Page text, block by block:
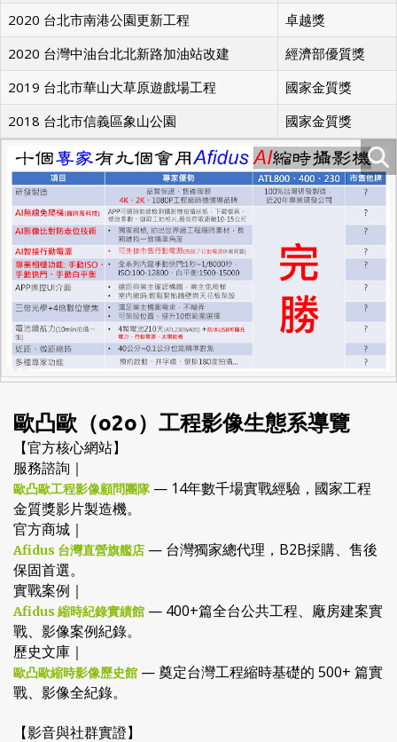
2020 新北市十三行文化公園遊戲場
金質獎,優質獎
2020 台北市南港公園更新工程
卓越獎
2020 台灣中油台北北新路加油站改建
經濟部優質獎
2019 台北市華山大草原遊戲場工程
國家金質獎
2018 台北市信義區象山公園
國家金質獎
歐凸歐（o2o）工程影像生態系導覽
【官方核心網站】
服務諮詢｜
歐凸歐工程影像顧問團隊
金質獎影片製造機。
官方商城｜
Afidus 台灣直營旗艦店
保固首選。
實戰案例｜
Afidus 縮時紀錄實績館
戰、影像案例紀錄。
歷史文庫｜
歐凸歐縮時影像歷史館